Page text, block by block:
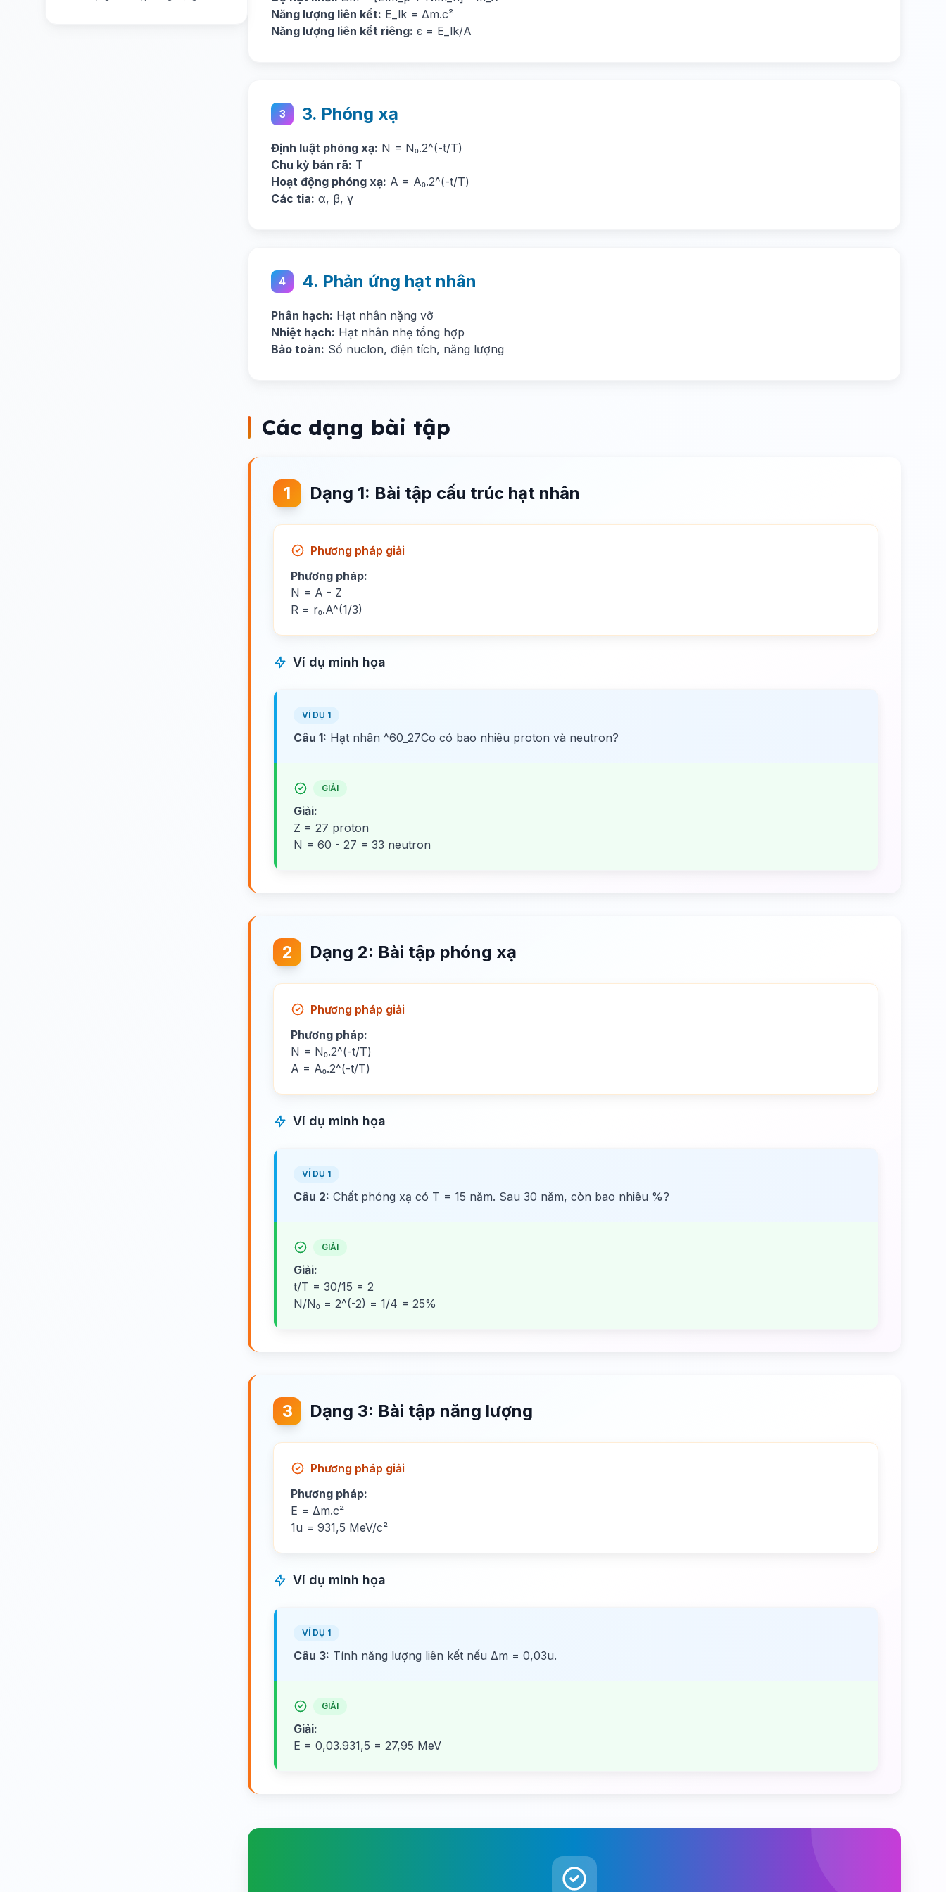
Năng lượng liên kết: E_lk = Δm.c²
Năng lượng liên kết riêng: ε = E_lk/A
3 3. Phóng xạ
Định luật phóng xạ: N = N₀.2^(-t/T)
Chu kỳ bán rã: T
Hoạt động phóng xạ: A = A₀.2^(-t/T)
Các tia: α, β, γ
4 4. Phản ứng hạt nhân
Phân hạch: Hạt nhân nặng vỡ
Nhiệt hạch: Hạt nhân nhẹ tổng hợp
Bảo toàn: Số nuclon, điện tích, năng lượng
Các dạng bài tập
1 Dạng 1: Bài tập cấu trúc hạt nhân
Phương pháp giải
Phương pháp:
N = A - Z
R = r₀.A^(1/3)
Ví dụ minh họa
VÍ DỤ 1
Câu 1: Hạt nhân ^60_27Co có bao nhiêu proton và neutron?
GIẢI
Giải:
Z = 27 proton
N = 60 - 27 = 33 neutron
2 Dạng 2: Bài tập phóng xạ
Phương pháp giải
Phương pháp:
N = N₀.2^(-t/T)
A = A₀.2^(-t/T)
Ví dụ minh họa
VÍ DỤ 1
Câu 2: Chất phóng xạ có T = 15 năm. Sau 30 năm, còn bao nhiêu %?
GIẢI
Giải:
t/T = 30/15 = 2
N/N₀ = 2^(-2) = 1/4 = 25%
3 Dạng 3: Bài tập năng lượng
Phương pháp giải
Phương pháp:
E = Δm.c²
1u = 931,5 MeV/c²
Ví dụ minh họa
VÍ DỤ 1
Câu 3: Tính năng lượng liên kết nếu Δm = 0,03u.
GIẢI
Giải:
E = 0,03.931,5 = 27,95 MeV